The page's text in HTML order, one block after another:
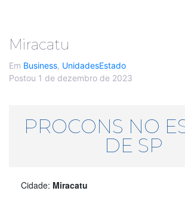
Miracatu
Em Business, UnidadesEstado
Postou 1 de dezembro de 2023
PROCONS NO
DE SP
Cidade: Miracatu